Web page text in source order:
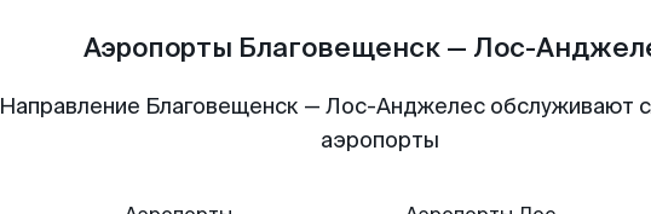
Аэропорты Благовещенск — Лос-
Направление Благовещенск — Лос-Анджелес обслуживают
аэропорты